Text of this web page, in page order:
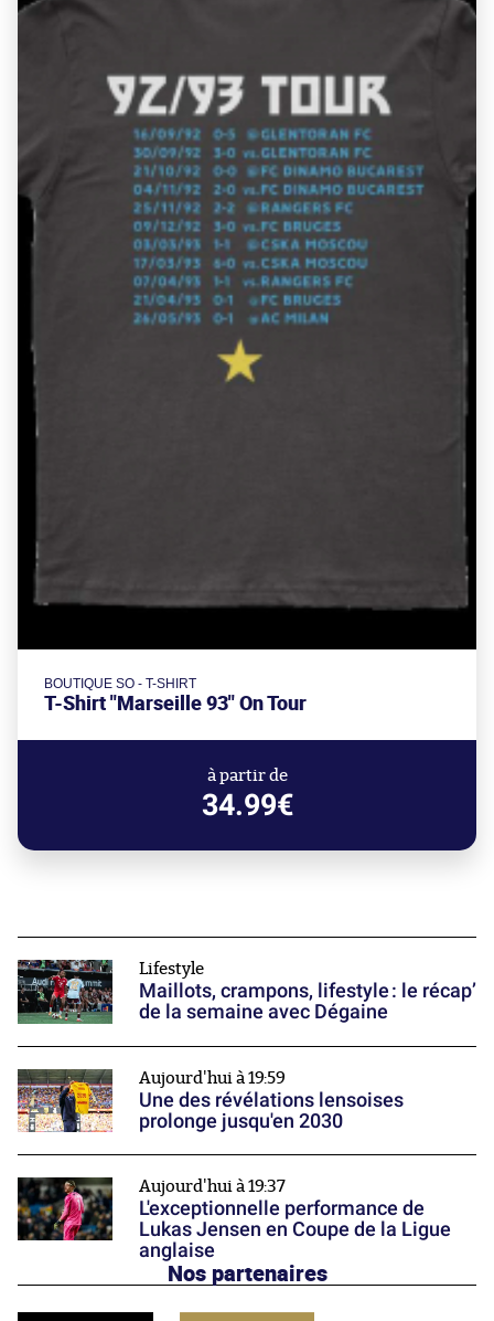
BOUTIQUE SO - T-SHIRT
T-Shirt "Marseille 93" On Tour
à partir de
34.99€
Lifestyle
Maillots, crampons, lifestyle : le récap’
de la semaine avec Dégaine
Aujourd'hui à 19:59
Une des révélations lensoises
prolonge jusqu'en 2030
Aujourd'hui à 19:37
L'exceptionnelle performance de
Lukas Jensen en Coupe de la Ligue
anglaise
Nos partenaires